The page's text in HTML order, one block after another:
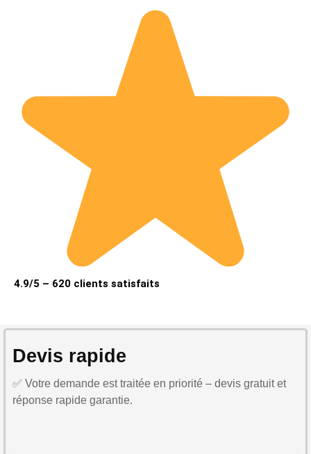
4.9/5 – 620 clients satisfaits
Devis rapide
✅ Votre demande est traitée en priorité – devis gratuit et
réponse rapide garantie.